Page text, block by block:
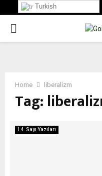
PRIMARY
Home liberalizm
Tag:
14. Sayı Yazıları
Turkish